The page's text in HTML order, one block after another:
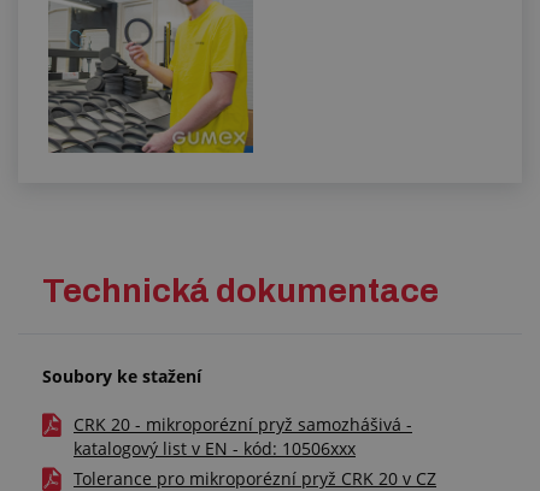
Technická dokumentace
Soubory ke stažení
CRK 20 - mikroporézní pryž samozhášivá -
katalogový list v EN - kód: 10506xxx
Tolerance pro mikroporézní pryž CRK 20 v CZ